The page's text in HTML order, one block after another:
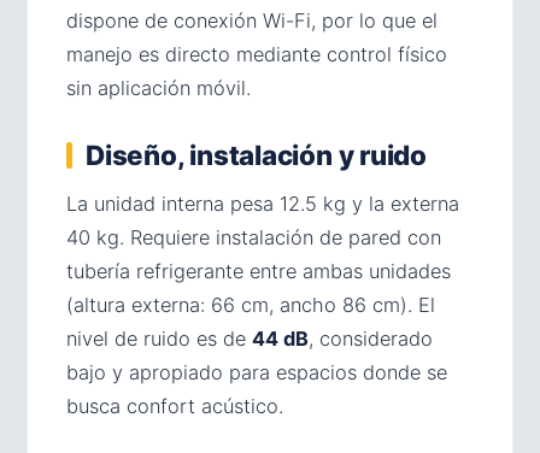
dispone de conexión Wi-Fi, por lo que el
manejo es directo mediante control físico
sin aplicación móvil.
Diseño, instalación y ruido
La unidad interna pesa 12.5 kg y la externa
40 kg. Requiere instalación de pared con
tubería refrigerante entre ambas unidades
(altura externa: 66 cm, ancho 86 cm). El
nivel de ruido es de 44 dB, considerado
bajo y apropiado para espacios donde se
busca confort acústico.